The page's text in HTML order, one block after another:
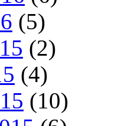
(5)
(2)
(4)
(10)